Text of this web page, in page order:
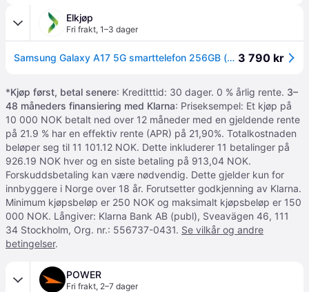
Elkjøp
Fri frakt, 1–3 dager
Samsung Galaxy A17 5G smarttelefon 256GB (sort) 3 790 kr
*Kjøp først, betal senere: Kreditttid: 30 dager. 0 % årlig rente. 3–
48 måneders finansiering med Klarna: Priseksempel: Et kjøp på
10 000 NOK betalt ned over 12 måneder med en gjeldende rente
på 21.9 % har en effektiv rente (APR) på 21,90%. Totalkostnaden
beløper seg til 11 101.12 NOK. Dette inkluderer 11 betalinger på
926.19 NOK hver og en siste betaling på 913,04 NOK.
Forskuddsbetaling kan være nødvendig. Dette gjelder kun for
innbyggere i Norge over 18 år. Forutsetter godkjenning av Klarna.
Minimum kjøpsbeløp er 250 NOK og maksimalt kjøpsbeløp er 150
000 NOK. Långiver: Klarna Bank AB (publ), Sveavägen 46, 111
34 Stockholm, Org. nr.: 556737-0431. Se vilkår og andre
betingelser.
POWER
Fri frakt, 2–7 dager